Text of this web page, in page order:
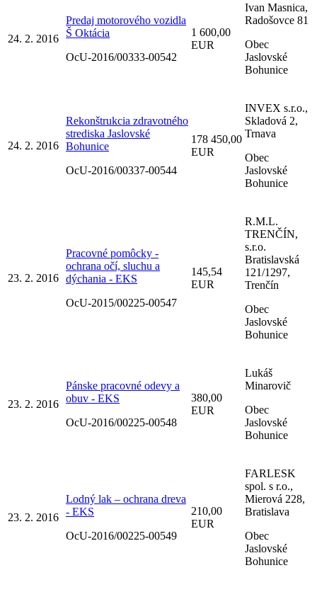
24. 2. 2016
Predaj motorového vozidla
Š Oktácia
OcU-2016/00333-00542
1 600,00
EUR
Ivan Masnica,
Radošovce 81
Obec
Jaslovské
Bohunice
24. 2. 2016
Rekonštrukcia zdravotného
strediska Jaslovské
Bohunice
OcU-2016/00337-00544
178 450,00
EUR
INVEX s.r.o.,
Skladová 2,
Trnava
Obec
Jaslovské
Bohunice
23. 2. 2016
Pracovné pomôcky -
ochrana očí, sluchu a
dýchania - EKS
OcU-2015/00225-00547
145,54
EUR
R.M.L.
TRENČÍN,
s.r.o.
Bratislavská
121/1297,
Trenčín
Obec
Jaslovské
Bohunice
23. 2. 2016
Pánske pracovné odevy a
obuv - EKS
OcU-2016/00225-00548
380,00
EUR
Lukáš
Minarovič
Obec
Jaslovské
Bohunice
23. 2. 2016
Lodný lak – ochrana dreva
- EKS
OcU-2016/00225-00549
210,00
EUR
FARLESK
spol. s r.o.,
Mierová 228,
Bratislava
Obec
Jaslovské
Bohunice